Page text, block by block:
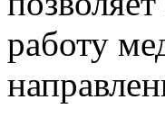
работу